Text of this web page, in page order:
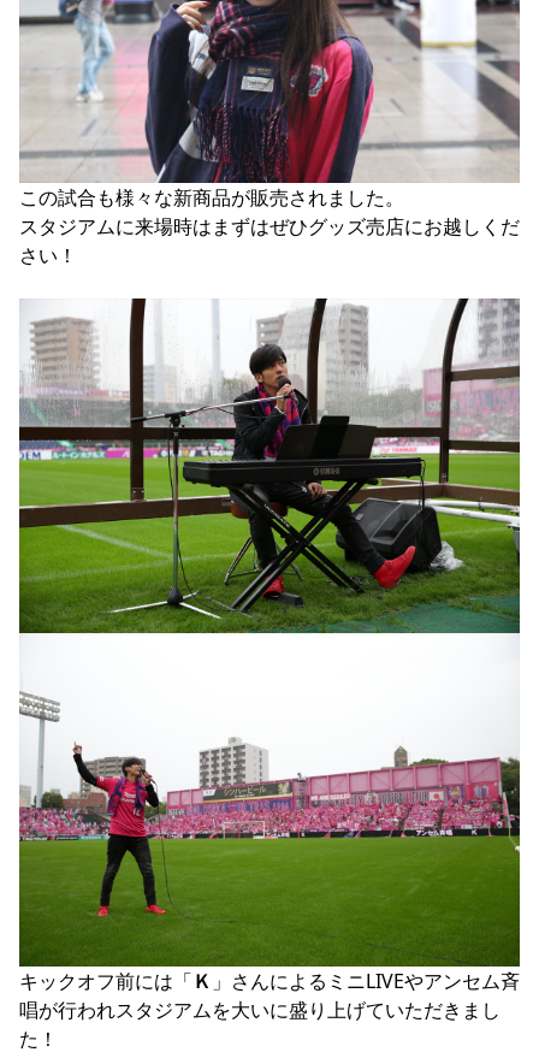
この試合も様々な新商品が販売されました。
スタジアムに来場時はまずはぜひグッズ売店にお越しくだ
さい！
キックオフ前には「Ｋ 」さんによるミニLIVEやアンセム斉
唱が行われスタジアムを大いに盛り上げていただきまし
た！